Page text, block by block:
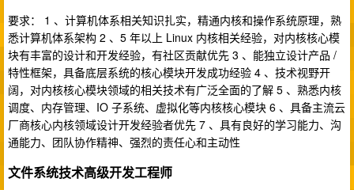
要求： 1 、计算机体系相关知识扎实，精通内核和操作系统原理，熟
悉计算机体系架构 2 、5 年以上 Linux 内核相关经验，对内核核心模
块有丰富的设计和开发经验，有社区贡献优先 3 、能独立设计产品 /
特性框架，具备底层系统的核心模块开发成功经验 4 、技术视野开
阔，对内核核心模块领域的相关技术有广泛全面的了解 5 、熟悉内核
调度、内存管理、IO 子系统、虚拟化等内核核心模块 6 、具备主流云
厂商核心内核领域设计开发经验者优先 7 、具有良好的学习能力、沟
通能力、团队协作精神、强烈的责任心和主动性
文件系统技术高级开发工程师